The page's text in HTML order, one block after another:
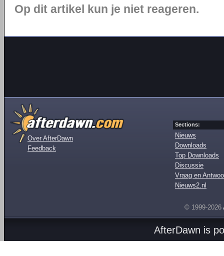
Op dit artikel kun je niet reageren.
Over AfterDawn
Feedback
Sections:
Nieuws
Downloads
Top Downloads
Discussie
Vraag en
Nieuws2.nl
© 1999-2026
AfterDawn is